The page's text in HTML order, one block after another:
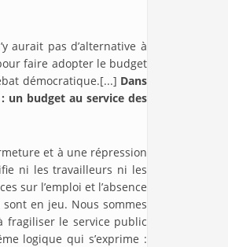
aurait pas d’alternative à
faire adopter le budget
démocratique.[...] Dans
un budget au service des
et à une répression
ni les travailleurs ni les
sur l’emploi et l’absence
en jeu. Nous sommes
fragiliser le service public
logique qui s’exprime :